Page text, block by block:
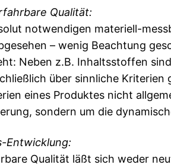
Qualität:
notwendigen materiell-
– wenig Beachtung
Neben z.B. Inhaltsstoffen
über sinnliche
eines Produktes nicht
sondern um die
Entwicklung:
Qualität läßt sich weder